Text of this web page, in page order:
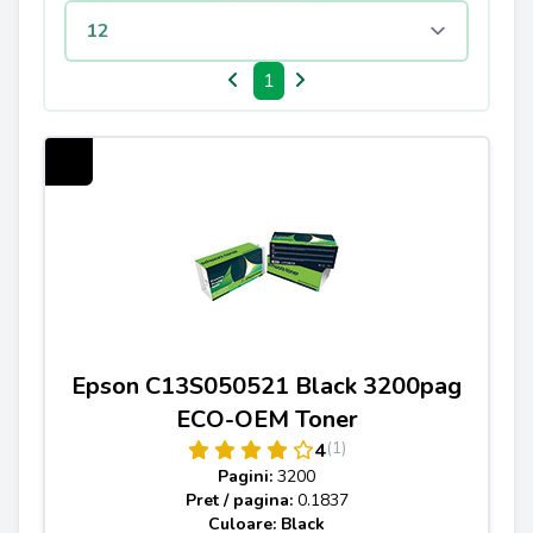
1
Epson C13S050521 Black 3200pag
ECO-OEM Toner
4(1)
Pagini: 3200
Pret / pagina: 0.1837
Culoare: Black